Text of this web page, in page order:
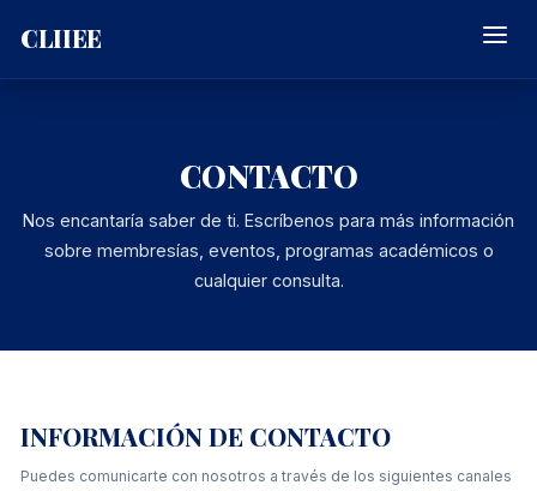
content
CLIIEE
CONTACTO
Nos encantaría saber de ti. Escríbenos para más información
sobre membresías, eventos, programas académicos o
cualquier consulta.
INFORMACIÓN DE CONTACTO
Puedes comunicarte con nosotros a través de los siguientes canales